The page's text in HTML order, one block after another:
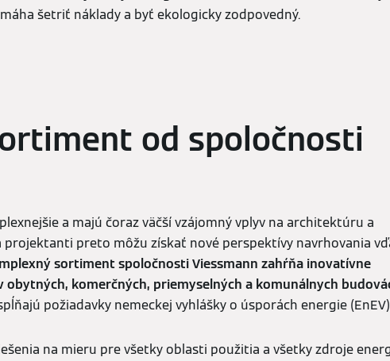
šetriť náklady a byť ekologicky zodpovedný.
od spoločnosti
a majú čoraz väčší vzájomný vplyv na architektúru a
projektanti preto môžu získať nové perspektívy navrhovania
sortiment spoločnosti Viessmann zahŕňa inovatívne
obytných, komerčných, priemyselných a komunálnych
požiadavky nemeckej vyhlášky o úsporách energie
na mieru pre všetky oblasti použitia a všetky zdroje